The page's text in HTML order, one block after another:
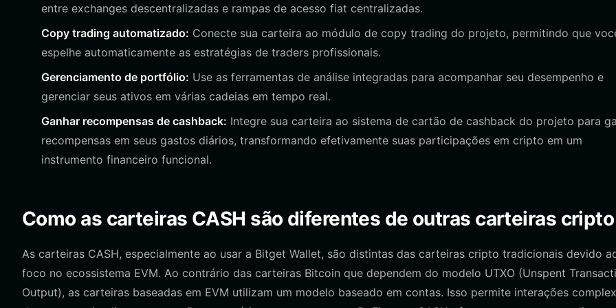
entre exchanges descentralizadas e rampas de acesso fiat centralizadas.
Copy trading automatizado: Conecte sua carteira ao módulo de copy trading do projeto, permitindo que
espelhe automaticamente as estratégias de traders profissionais.
Gerenciamento de portfólio: Use as ferramentas de análise integradas para acompanhar seu desempenho e
gerenciar seus ativos em várias cadeias em tempo real.
Ganhar recompensas de cashback: Integre sua carteira ao sistema de cartão de cashback do projeto para
recompensas em seus gastos diários, transformando efetivamente suas participações em cripto em um
instrumento financeiro funcional.
Como as carteiras CASH são diferentes de outras carteiras cripto
As carteiras CASH, especialmente ao usar a Bitget Wallet, são distintas das carteiras cripto tradicionais devido
foco no ecossistema EVM. Ao contrário das carteiras Bitcoin que dependem do modelo UTXO (Unspent
Output), as carteiras baseadas em EVM utilizam um modelo baseado em contas. Isso permite interações